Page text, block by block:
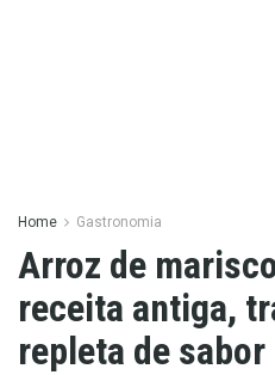
Home Gastronomia
Arroz de
receita antiga,
repleta de sabor